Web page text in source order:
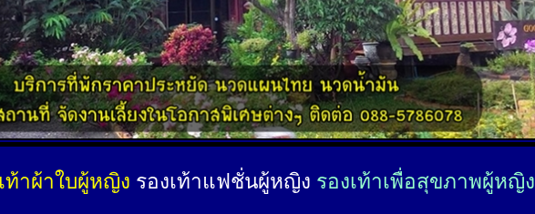
ท้าผ้าใบผู้หญิง รองเท้าแฟชั่นผู้หญิง รองเท้าเพื่อสุขภาพผู้หญิง